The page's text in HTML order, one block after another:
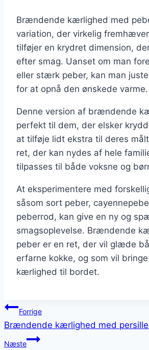
Brændende kærlighed med
variation, der virkelig
tilføjer en krydret dimension,
efter smag. Uanset om man
eller stærk peber, kan man
for at opnå den ønskede varme.
Denne version af brændende
perfekt til dem, der elsker
at tilføje lidt ekstra til deres
ret, der kan nydes af hele
tilpasses til både voksne og
At eksperimentere med
såsom sort peber,
peberrod, kan give en ny og
smagsoplevelse. Brændende
peber er en ret, der vil glæde
erfarne kokke, og som vil
kærlighed til bordet.
Indlægsnavigation
Forrige
Brændende kærlighed med
Næste